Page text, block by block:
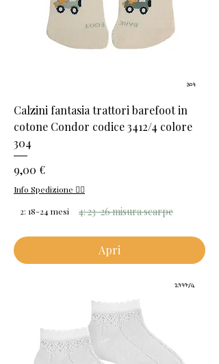
Calzini fantasia trattori barefoot in
cotone Condor codice 3412/4 colore
304
Prezzo
9,00 €
Info Spedizione 👈🏻
2: 18-24 mesi
4: 23-26 misura scarpe
Apri